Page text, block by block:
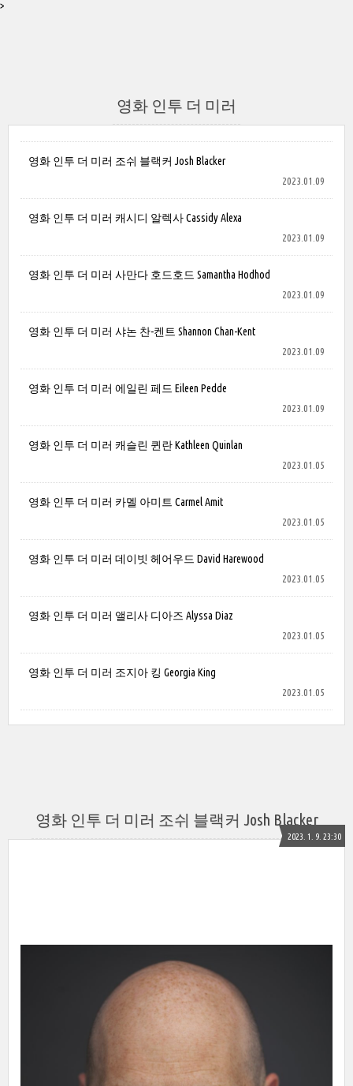
>
영화 인투 더 미러
영화 인투 더 미러 조쉬 블랙커 Josh Blacker
2023.01.09
영화 인투 더 미러 캐시디 알렉사 Cassidy Alexa
2023.01.09
영화 인투 더 미러 사만다 호드호드 Samantha Hodhod
2023.01.09
영화 인투 더 미러 샤논 찬-켄트 Shannon Chan-Kent
2023.01.09
영화 인투 더 미러 에일린 페드 Eileen Pedde
2023.01.09
영화 인투 더 미러 캐슬린 퀸란 Kathleen Quinlan
2023.01.05
영화 인투 더 미러 카멜 아미트 Carmel Amit
2023.01.05
영화 인투 더 미러 데이빗 헤어우드 David Harewood
2023.01.05
영화 인투 더 미러 앨리사 디아즈 Alyssa Diaz
2023.01.05
영화 인투 더 미러 조지아 킹 Georgia King
2023.01.05
영화 인투 더 미러 조쉬 블랙커 Josh Blacker
2023. 1. 9. 23:30